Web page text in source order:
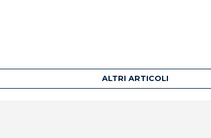
ALTRI ARTICOLI